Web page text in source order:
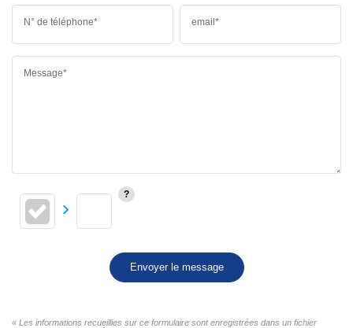
N° de téléphone* email*
Message*
Envoyer le message
« Les informations recueillies sur ce formulaire sont enregistrées dans un fichier